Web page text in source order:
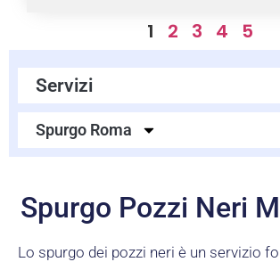
1 2 3 4 5
Servizi
Spurgo Roma
Spurgo Pozzi Neri
Lo spurgo dei pozzi neri è un servizio